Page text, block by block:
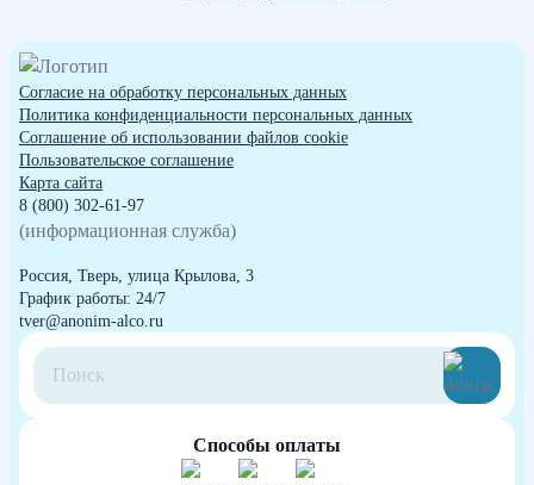
Согласие на обработку персональных данных
Политика конфиденциальности персональных данных
Cоглашение об использовании файлов cookie
Пользовательское соглашение
Карта сайта
8 (800) 302-61-97
(информационная служба)
Россия, Тверь, улица Крылова, 3
График работы: 24/7
tver@anonim-alco.ru
Способы оплаты